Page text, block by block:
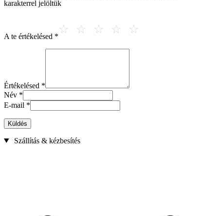
karakterrel jelöltük
A te értékelésed *
Értékelésed *
Név *
E-mail *
Küldés
Szállítás & kézbesítés